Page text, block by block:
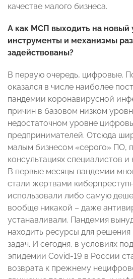
качестве малого бизнеса.
А как МСП выходить на новый
инструменты и механизмы
задействованы?
В первую очередь, цифровые.
оказался в числе наиболее
пандемии коронавирусной
причин в базовом низком
недостаточном уровне
предпринимателей. Отсюда
малым бизнесом «серого» ПО,
консультациях специалистов
В первые месяцы пандемии
стали жертвами
использовали либо самую
вообще никакой – даже
устанавливали. Пандемия
находить ресурсы для
задач. И сегодня, в условиях
эпидемии Covid-19 в России
возврата к прежнему